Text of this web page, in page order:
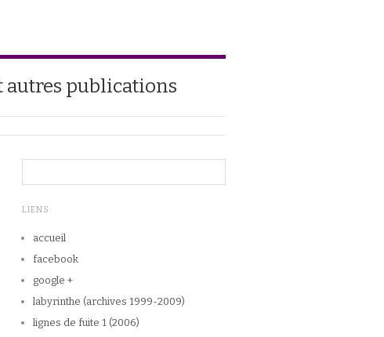
autres publications
LIENS
accueil
facebook
google +
labyrinthe (archives 1999-2009)
lignes de fuite 1 (2006)